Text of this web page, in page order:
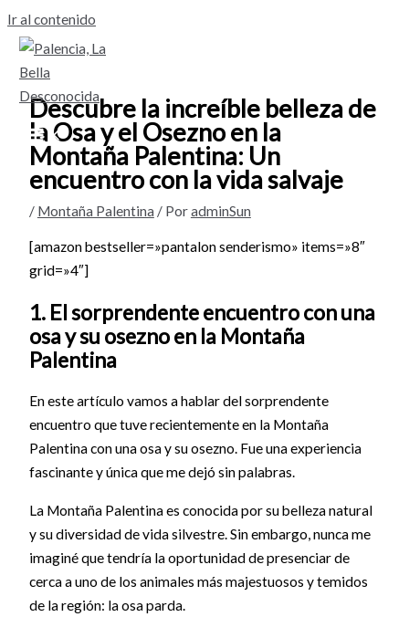
Ir al contenido
Descubre la increíble belleza de
la Osa y el Osezno en la
Montaña Palentina: Un
encuentro con la vida salvaje
/ Montaña Palentina / PoradminSun
[amazon bestseller=»pantalon senderismo» items=»8″
grid=»4″]
1. El sorprendente encuentro con una
osa y su osezno en la Montaña
Palentina
En este artículo vamos a hablar del sorprendente
encuentro que tuve recientemente en la Montaña
Palentina con una osa y su osezno. Fue una experiencia
fascinante y única que me dejó sin palabras.
La Montaña Palentina es conocida por su belleza natural
y su diversidad de vida silvestre. Sin embargo, nunca me
imaginé que tendría la oportunidad de presenciar de
cerca a uno de los animales más majestuosos y temidos
de la región: la osa parda.